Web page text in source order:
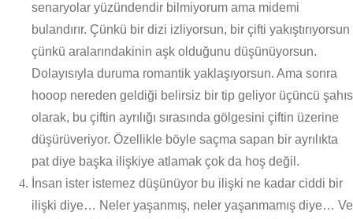
senaryolar yüzündendir bilmiyorum ama midemi
bulandırır. Çünkü bir dizi izliyorsun, bir çifti yakıştırıyorsun
çünkü aralarındakinin aşk olduğunu düşünüyorsun.
Dolayısıyla duruma romantik yaklaşıyorsun. Ama sonra
hooop nereden geldiği belirsiz bir tip geliyor üçüncü şahıs
olarak, bu çiftin ayrılığı sırasında gölgesini çiftin üzerine
düşürüveriyor. Özellikle böyle saçma sapan bir ayrılıkta
pat diye başka ilişkiye atlamak çok da hoş değil.
İnsan ister istemez düşünüyor bu ilişki ne kadar ciddi bir
ilişki diye… Neler yaşanmış, neler yaşanmamış diye… Ve